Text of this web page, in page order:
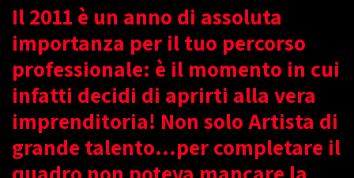
Il 2011 è un anno di assoluta
importanza per il tuo percorso
professionale: è il momento in cui
infatti decidi di aprirti alla vera
imprenditoria! Non solo Artista di
grande talento...per completare il